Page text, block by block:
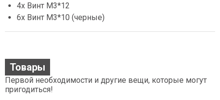
4х Винт М3*12
6х Винт М3*10 (черные)
Товары
Первой необходимости и другие вещи, которые могут
пригодиться!